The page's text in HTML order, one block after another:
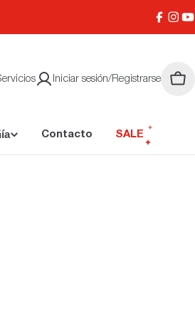
Iniciar sesión/Registrarse
Contacto SALE